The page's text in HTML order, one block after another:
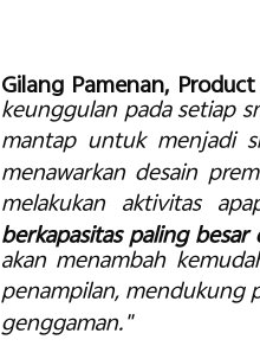
Gilang Pamenan,
keunggulan pada setiap
mantap untuk menjadi
menawarkan desain
melakukan aktivitas
berkapasitas paling
akan menambah
penampilan, mendukung
genggaman."